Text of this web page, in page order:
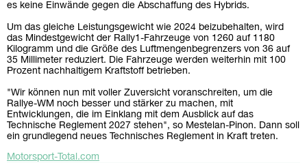
es keine Einwände gegen die Abschaffung des Hybrids.
Um das gleiche Leistungsgewicht wie 2024 beizubehalten, wird
das Mindestgewicht der Rally1-Fahrzeuge von 1260 auf 1180
Kilogramm und die Größe des Luftmengenbegrenzers von 36 auf
35 Millimeter reduziert. Die Fahrzeuge werden weiterhin mit 100
Prozent nachhaltigem Kraftstoff betrieben.
"Wir können nun mit voller Zuversicht voranschreiten, um die
Rallye-WM noch besser und stärker zu machen, mit
Entwicklungen, die im Einklang mit dem Ausblick auf das
Technische Reglement 2027 stehen", so Mestelan-Pinon. Dann soll
ein grundlegend neues Technisches Reglement in Kraft treten.
Motorsport-Total.com